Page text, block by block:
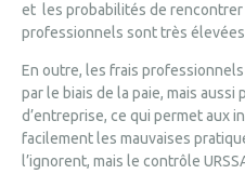
et les probabilités de
professionnels sont très
En outre, les frais
par le biais de la paie, mais
d’entreprise, ce qui permet aux
facilement les mauvaises
l’ignorent, mais le contrôle